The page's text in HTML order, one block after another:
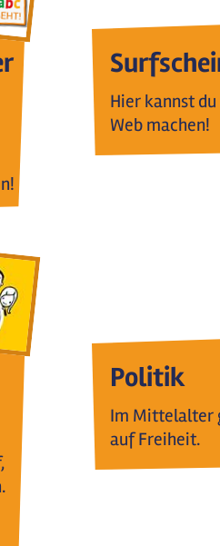
Hier kannst
Web machen!
Politik
Im Mittelalter
auf Freiheit.